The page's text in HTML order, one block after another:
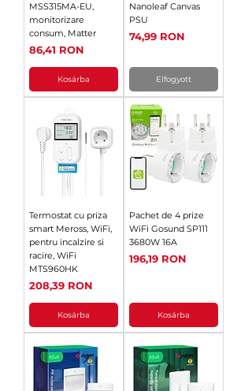
MSS315MA-EU,
monitorizare
consum, Matter
Ár
86,41 RON
Kosárba
Nanoleaf Canvas
PSU
Ár
74,99 RON
Elfogyott
Termostat cu priza
smart Meross, WiFi,
pentru incalzire si
racire, WiFi
MTS960HK
Ár
208,39 RON
Kosárba
Pachet de 4 prize
WiFi Gosund SP111
3680W 16A
Ár
196,19 RON
Kosárba